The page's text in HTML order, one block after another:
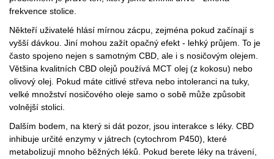
frekvence stolice.
Někteří uživatelé hlásí mírnou zácpu, zejména pokud začínají s
vyšší dávkou. Jiní mohou zažít opačný efekt - lehký průjem. To je
často spojeno nejen s samotným CBD, ale i s nosičovým olejem.
Většina kvalitních CBD olejů používá MCT olej (z kokosu) nebo
olivový olej. Pokud máte citlivé střeva nebo intoleranci na tuky,
velké množství nosičového oleje samo o sobě může způsobit
volnější stolici.
Dalším bodem, na který si dát pozor, jsou interakce s léky. CBD
inhibuje určité enzymy v játrech (cytochrom P450), které
metabolizují mnoho běžných léků. Pokud berete léky na trávení,